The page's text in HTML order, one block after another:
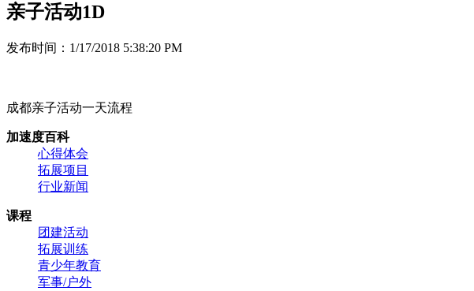
亲子活动1D
发布时间：1/17/2018 5:38:20 PM
成都亲子活动一天流程
加速度百科
心得体会
拓展项目
行业新闻
课程
团建活动
拓展训练
青少年教育
军事/户外